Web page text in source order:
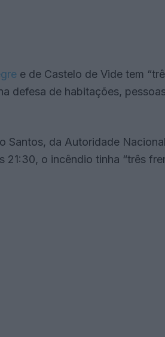
e de Castelo de Vide tem
defesa de habitações,
Santos, da Autoridade
o incêndio tinha “três